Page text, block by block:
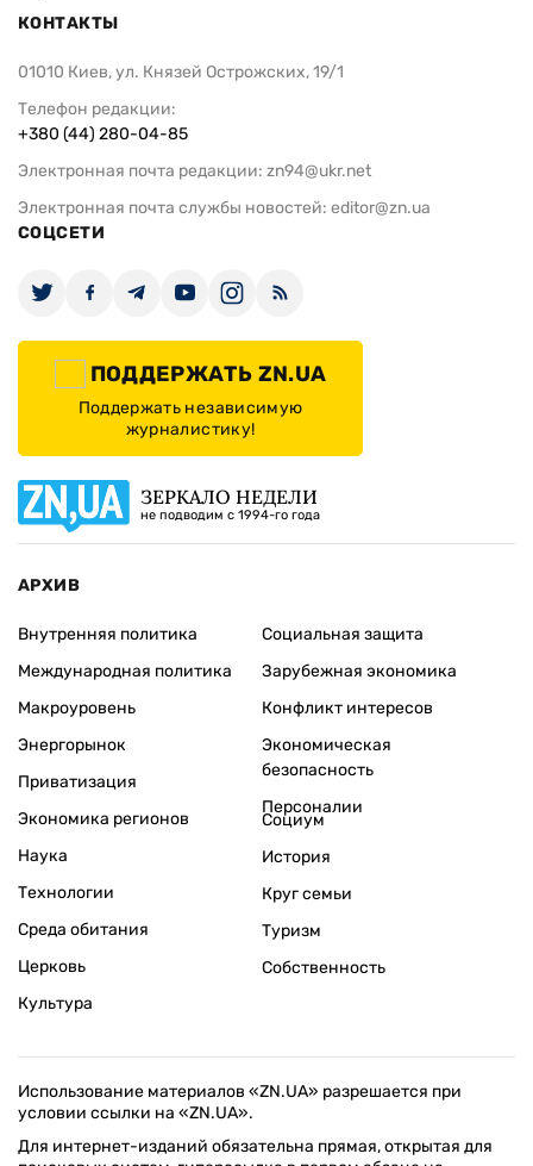
КОНТАКТЫ
01010 Киев, ул. Князей Острожских, 19/1
Телефон редакции:
+380 (44) 280-04-85
Электронная почта редакции: zn94@ukr.net
Электронная почта службы новостей: editor@zn.ua
СОЦСЕТИ
ПОДДЕРЖАТЬ ZN.UA
Поддержать независимую
журналистику!
ЗЕРКАЛО НЕДЕЛИ
не подводим с 1994-го года
АРХИВ
Внутренняя политика
Международная политика
Макроуровень
Энергорынок
Приватизация
Экономика регионов
Социальная защита
Зарубежная экономика
Конфликт интересов
Экономическая
безопасность
Персоналии
Наука
Технологии
Среда обитания
Церковь
Культура
Социум
История
Круг семьи
Туризм
Собственность
Использование материалов «ZN.UA» разрешается при
условии ссылки на «ZN.UA».
Для интернет-изданий обязательна прямая, открытая для